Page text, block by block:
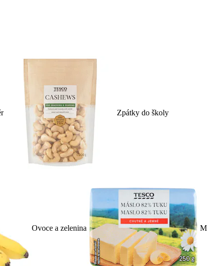
Zpátky do školy
Ovoce a zelenina